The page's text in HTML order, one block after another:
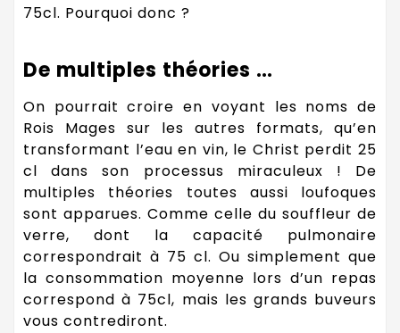
75cl. Pourquoi donc ?
De multiples théories …
On pourrait croire en voyant les noms de
Rois Mages sur les autres formats, qu’en
transformant l’eau en vin, le Christ perdit 25
cl dans son processus miraculeux ! De
multiples théories toutes aussi loufoques
sont apparues. Comme celle du souffleur de
verre, dont la capacité pulmonaire
correspondrait à 75 cl. Ou simplement que
la consommation moyenne lors d’un repas
correspond à 75cl, mais les grands buveurs
vous contrediront.